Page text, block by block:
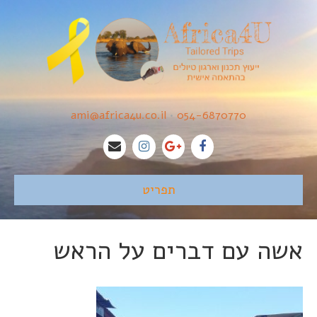
054-6870770
•
ami@africa4u.co.il
תפריט
אשה עם דברים על הראש